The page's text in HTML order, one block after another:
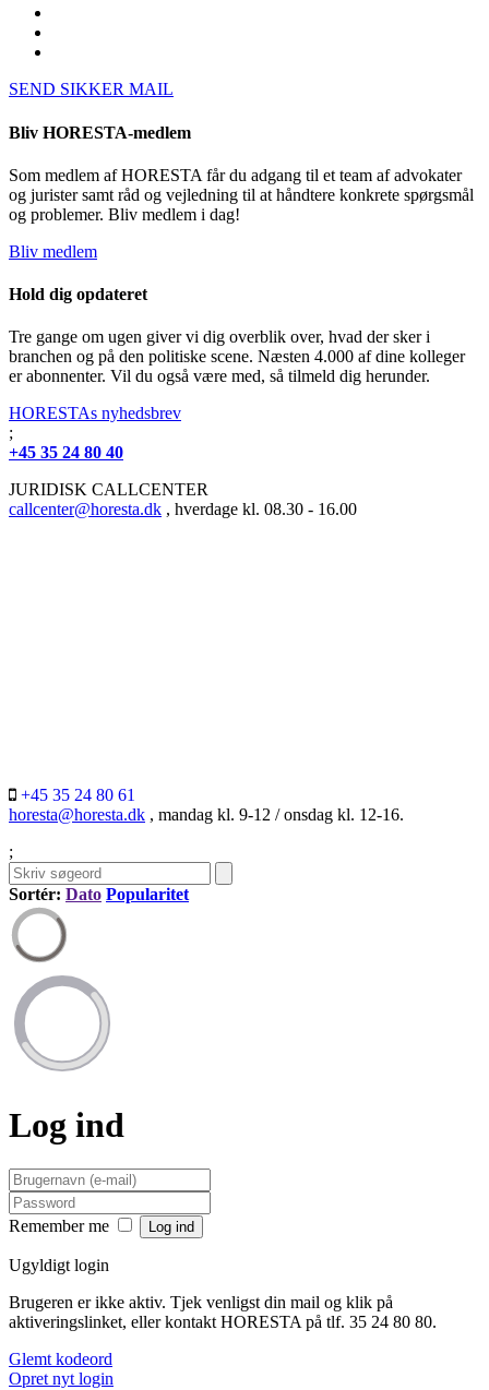
SEND SIKKER MAIL
Bliv HORESTA-medlem
Som medlem af HORESTA får du adgang til et team af advokater
og jurister samt råd og vejledning til at håndtere konkrete spørgsmål
og problemer. Bliv medlem i dag!
Bliv medlem
Hold dig opdateret
Tre gange om ugen giver vi dig overblik over, hvad der sker i
branchen og på den politiske scene. Næsten 4.000 af dine kolleger
er abonnenter. Vil du også være med, så tilmeld dig herunder.
HORESTAs nyhedsbrev
;
+45 35 24 80 40
JURIDISK CALLCENTER
callcenter@horesta.dk , hverdage kl. 08.30 - 16.00
+45 35 24 80 61
horesta@horesta.dk , mandag kl. 9-12 / onsdag kl. 12-16.
;
Sortér: Dato Popularitet
Log ind
Remember me
Ugyldigt login
Brugeren er ikke aktiv. Tjek venligst din mail og klik på
aktiveringslinket, eller kontakt HORESTA på tlf. 35 24 80 80.
Glemt kodeord
Opret nyt login